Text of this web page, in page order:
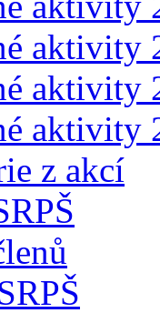
aktivity
aktivity
aktivity
z akcí